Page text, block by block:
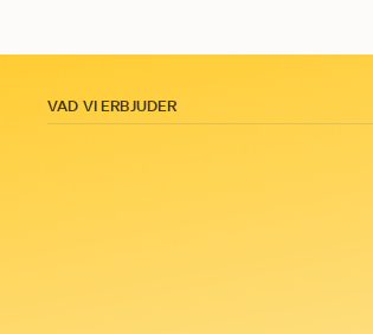
VAD VI ERBJUDER